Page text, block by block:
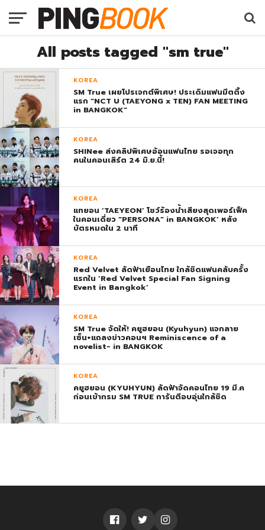
All posts tagged "sm true"
KOREA
SM True เผยโปรเจกต์พิเศษ! ประเดิมแฟนมีตติ้ง
แรก “NCT U (TAEYONG x TEN) FAN MEETING
in BANGKOK”
KOREA
SHINee ส่งคลิปพิเศษอ้อนแฟนไทย รอเจอทุก
คนในคอนเสิร์ต 24 มิ.ย.นี้!
KOREA
แทยอน ‘TAEYEON’ โชว์ร้องน้ำเสียงสุดเพอร์เฟ็ค
ในคอนเดี่ยว “PERSONA” in BANGKOK’ หลัง
บัตรหมดใน 2 นาที
KOREA
Red Velvet ลัดฟ้าเยือนไทย ใกล้ชิดแฟนคลับครั้ง
แรกใน ‘Red Velvet Special Fan Signing
Event in Bangkok’
KOREA
SM True จัดให้! คยูฮยอน (Kyuhyun) แจกลาย
เซ็น+แถลงข่าวคอนฯ Reminiscence of a
novelist- in BANGKOK
KOREA
คยูฮยอน (KYUHYUN) ลัดฟ้าจัดคอนไทย 19 มี.ค
ก่อนเข้ากรม SM TRUE การันตีอบอุ่นใกล้ชิด